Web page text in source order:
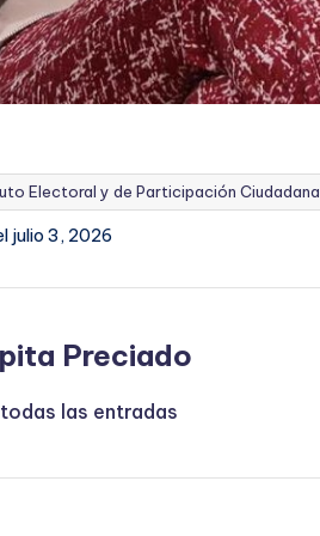
Electoral y de Participación Ciudadana
julio 3, 2026
Preciado
las entradas